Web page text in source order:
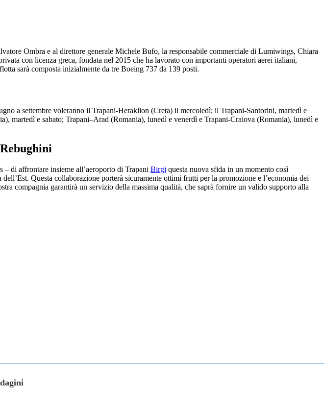
Ombra e al direttore generale Michele Bufo, la responsabile commerciale di Lumiwings, Chiara
con licenza greca, fondata nel 2015 che ha lavorato con importanti operatori aerei italiani,
sarà composta inizialmente da tre Boeing 737 da 139 posti.
a settembre voleranno il Trapani-Heraklion (Creta) il mercoledì; il Trapani-Santorini, martedì e
martedì e sabato; Trapani–Arad (Romania), lunedì e venerdì e Trapani-Craiova (Romania), lunedì e
di affrontare insieme all’aeroporto di Trapani Birgi questa nuova sfida in un momento così
Questa collaborazione porterà sicuramente ottimi frutti per la promozione e l’economia dei
compagnia garantirà un servizio della massima qualità, che saprà fornire un valido supporto alla